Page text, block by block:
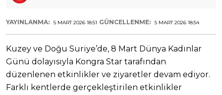
YAYINLANMA: 5 MART 2026 18:51 GÜNCELLENME: 5 MART 2026 18:54
Kuzey ve Doğu Suriye’de, 8 Mart Dünya Kadınlar
Günü dolayısıyla Kongra Star tarafından
düzenlenen etkinlikler ve ziyaretler devam ediyor.
Farklı kentlerde gerçekleştirilen etkinlikler